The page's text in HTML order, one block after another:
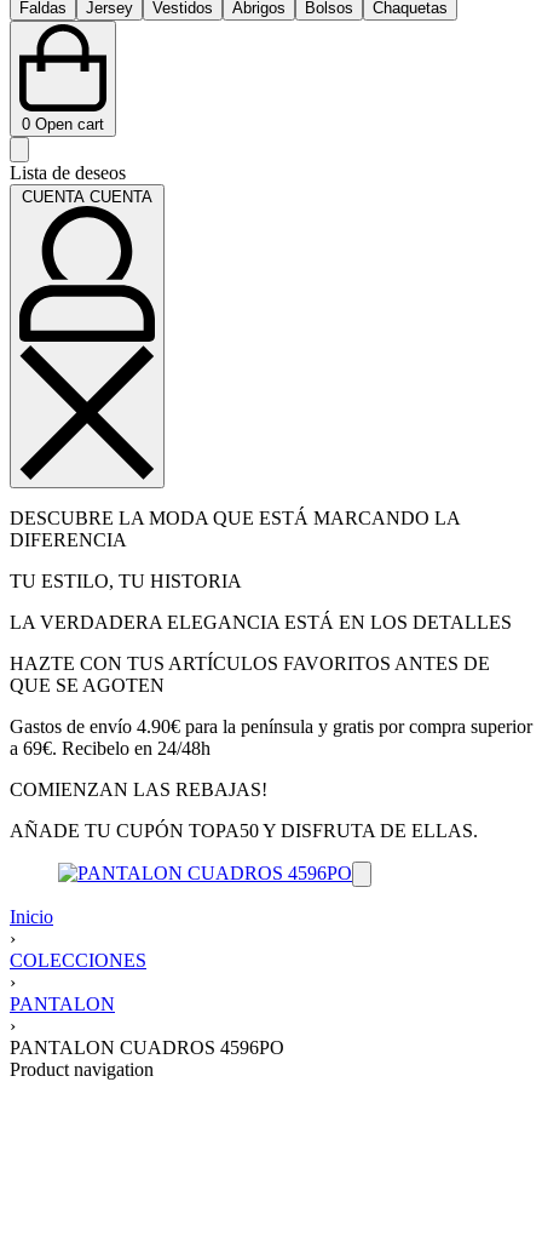
Faldas Jersey Vestidos Abrigos Bolsos Chaquetas
0 Open cart
Lista de deseos
CUENTA CUENTA
DESCUBRE LA MODA QUE ESTÁ MARCANDO LA
DIFERENCIA
TU ESTILO, TU HISTORIA
LA VERDADERA ELEGANCIA ESTÁ EN LOS DETALLES
HAZTE CON TUS ARTÍCULOS FAVORITOS ANTES DE
QUE SE AGOTEN
Gastos de envío 4.90€ para la península y gratis por compra superior
a 69€. Recibelo en 24/48h
COMIENZAN LAS REBAJAS!
AÑADE TU CUPÓN TOPA50 Y DISFRUTA DE ELLAS.
Inicio
›
COLECCIONES
›
PANTALON
›
PANTALON CUADROS 4596PO
Product navigation